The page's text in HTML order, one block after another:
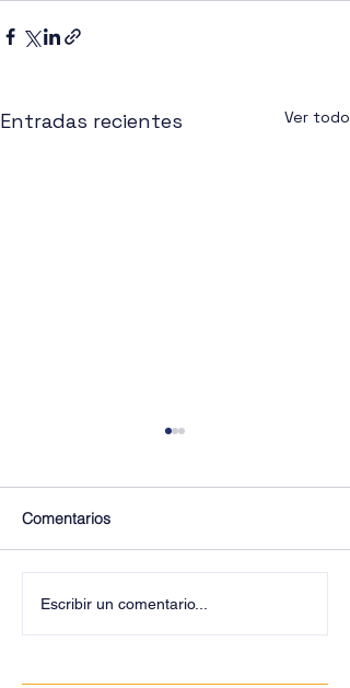
Entradas recientes Ver todo
Comentarios
Escribir un comentario...